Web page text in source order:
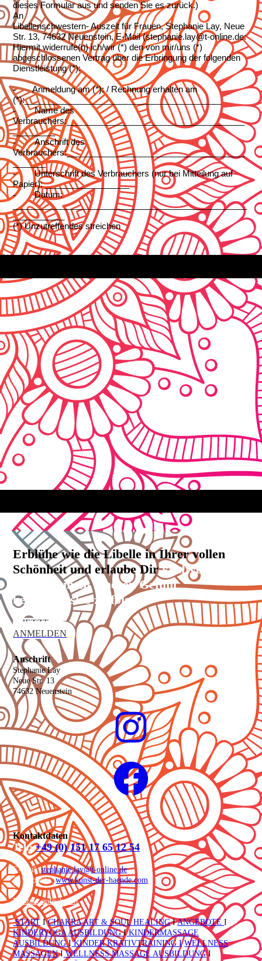
dieses Formular aus und senden Sie es zurück.)
An
Libellenschwestern- Auszeit für Frauen, Stephanie Lay, Neue
Str. 13, 74632 Neuenstein, E-Mail (stephanie.lay@t-online.de:
Hiermit widerrufe(n) ich/wir (*) den von mir/uns (*)
abgeschlossenen Vertrag über die Erbringung der folgenden
Dienstleistung (*):
-Anmeldung am (*): / Rechnung erhalten am
(*):__________________________________________
-Name des
Verbrauchers:______________________________________
_________
-Anschrift des
Verbrauchers:______________________________________
_______
-Unterschrift des Verbrauchers (nur bei Mitteilung auf
Papier): __________________
-Datum:
__________________________________________________
___________
(*) Unzutreffendes streichen
Erblühe wie die Libelle in Ihrer vollen
Schönheit und erlaube Dirkraftvoll und
mutig Deinem inneren Gefühl
bedingungslos zu folgen.
JETZT
ANMELDEN
Anschrift
Stephanie Lay
Neue Str. 13
74632 Neuenstein
Kontaktdaten
Tel.:+49 (0) 151 17 65 12 54
E-Mail:stephanie.lay@t-online.de
2. Webseite:www.kunst-der-haende.com
Kontakt aufnehmen
START ICHAKRA ART & SOUL HEALINGIANGEBOTEI
KINDERYOGA AUSBILDUNGIKINDERMASSAGE
AUSBILDUNGIKINDER KRATIVTRAINING I WELLNESS
MASSAGENI WELLNESS MASSAGE AUSBILDUNGI